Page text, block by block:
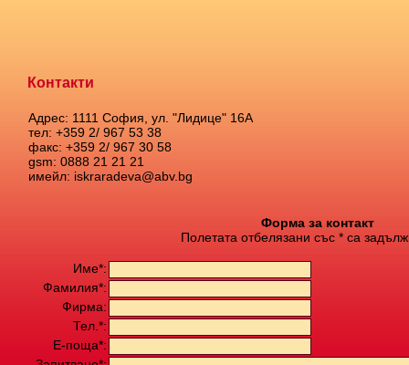
Контакти
Адрес: 1111 София, ул. "Лидице" 16А
тел: +359 2/ 967 53 38
факс: +359 2/ 967 30 58
gsm: 0888 21 21 21
имейл: iskraradeva@abv.bg
Форма за контакт
Полетата отбелязани със * са
Име*:
Фамилия*:
Фирма:
Тел.*:
Е-поща*: